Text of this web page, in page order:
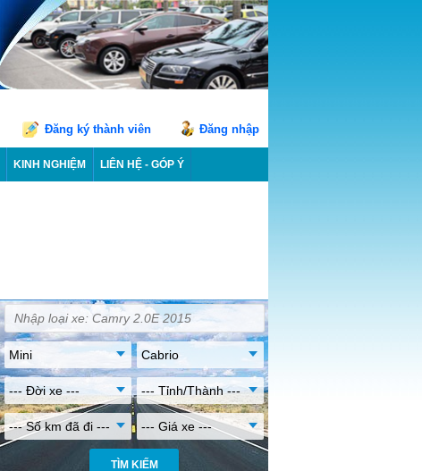
Đăng ký thành viên Đăng nhập
KINH NGHIỆM LIÊN HỆ - GÓP Ý
Mini Cabrio
--- Đời xe --- --- Tỉnh/Thành ---
--- Số km đã đi --- --- Giá xe ---